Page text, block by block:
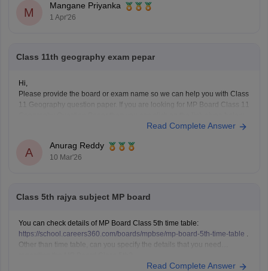
M
Mangane Priyanka
1 Apr'26
Class 11th geography exam pepar
Hi,
Please provide the board or exam name so we can help you with Class
11 Geography question paper. If you are looking for MP Board Class 11
MP Board Class 11 Question
Read Complete Answer
A
Anurag Reddy
10 Mar'26
Class 5th rajya subject MP board
You can check details of MP Board Class 5th time table:
https://school.careers360.com/boards/mpbse/mp-board-5th-time-table .
Other than time table, can you specify the details that you need
Read Complete Answer